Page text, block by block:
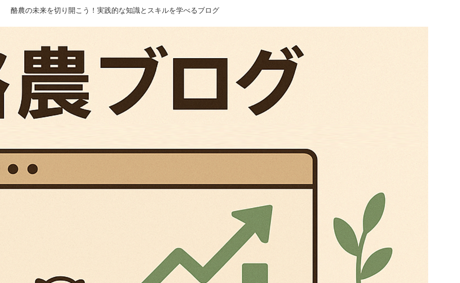
酪農の未来を切り開こう！実践的な知識とスキルを学べるブログ